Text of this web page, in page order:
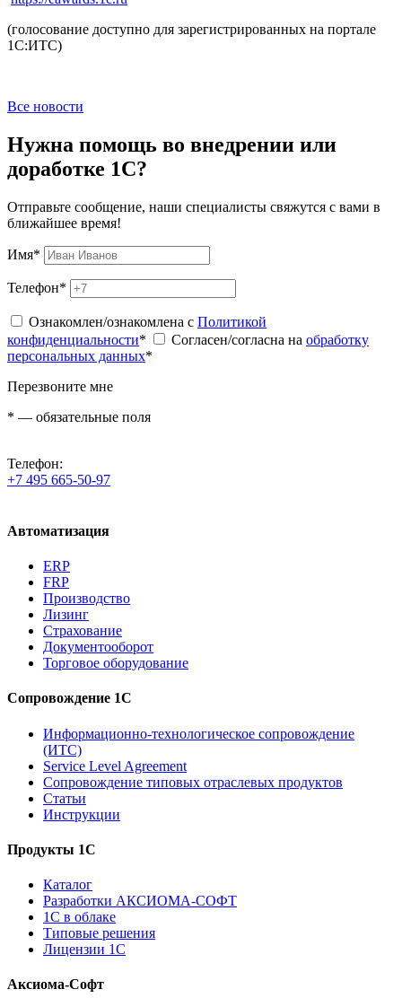
(голосование доступно для зарегистрированных на портале
1С:ИТС)
Все новости
Нужна помощь во внедрении или
доработке 1С?
Отправьте сообщение, наши специалисты свяжутся с вами в
ближайшее время!
Имя*
Телефон*
Ознакомлен/ознакомлена с Политикой
конфиденциальности* Согласен/согласна на обработку
персональных данных*
Перезвоните мне
* — обязательные поля
Телефон:
+7 495 665-50-97
Автоматизация
ERP
FRP
Производство
Лизинг
Страхование
Документооборот
Торговое оборудование
Сопровождение 1С
Информационно-технологическое сопровождение
(ИТС)
Service Level Agreement
Сопровождение типовых отраслевых продуктов
Статьи
Инструкции
Продукты 1С
Каталог
Разработки АКСИОМА-СОФТ
1С в облаке
Типовые решения
Лицензии 1С
Аксиома-Софт